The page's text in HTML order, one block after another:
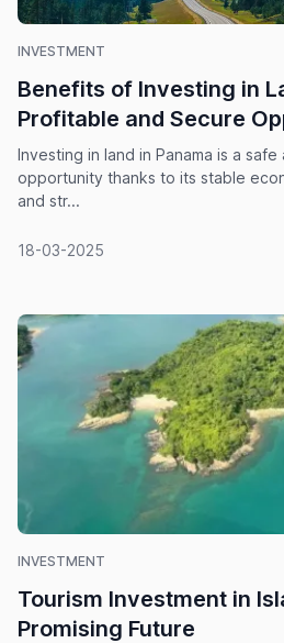
INVESTMENT
Benefits of Investing in
Profitable and Secure
Investing in land in Panama is a
opportunity thanks to its stable
and str...
18-03-2025
INVESTMENT
Tourism Investment in
Promising Future